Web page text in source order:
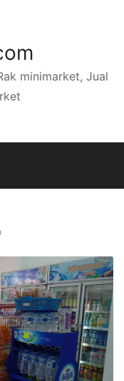
minimarket, Jual